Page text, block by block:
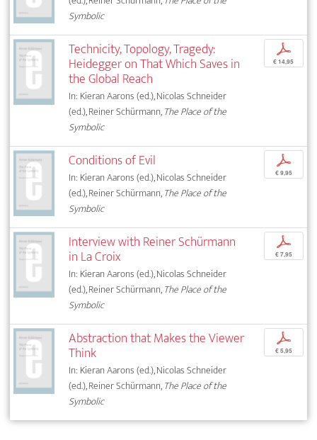
Symbolic
Technicity, Topology, Tragedy:
Heidegger on That Which Saves in
the Global Reach
In: Kieran Aarons (ed.), Nicolas Schneider
(ed.), Reiner Schürmann,The Place of the
Symbolic
p
€ 14,95
Conditions of Evil
In: Kieran Aarons (ed.), Nicolas Schneider
(ed.), Reiner Schürmann,The Place of the
Symbolic
p
€ 9,95
Interview with Reiner Schürmann
in La Croix
In: Kieran Aarons (ed.), Nicolas Schneider
(ed.), Reiner Schürmann,The Place of the
Symbolic
p
€ 7,95
Abstraction that Makes the Viewer
Think
In: Kieran Aarons (ed.), Nicolas Schneider
(ed.), Reiner Schürmann,The Place of the
Symbolic
p
€ 5,95